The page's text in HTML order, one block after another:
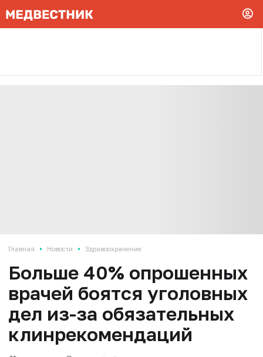
Главная • Новости • Здравоохранение
Больше 40% опрошенных
врачей боятся уголовных
дел из-за обязательных
клинрекомендаций